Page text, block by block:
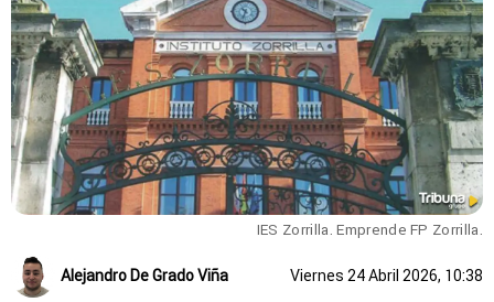
IES Zorrilla. Emprende FP Zorrilla.
Alejandro De Grado Viña Viernes 24 Abril 2026, 10:38